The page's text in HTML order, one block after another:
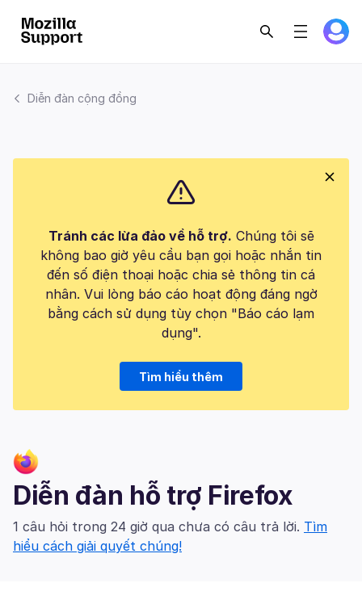
Diễn đàn cộng đồng
Tránh các lừa đảo về hỗ trợ. Chúng tôi sẽ
không bao giờ yêu cầu bạn gọi hoặc nhắn tin
đến số điện thoại hoặc chia sẻ thông tin cá
nhân. Vui lòng báo cáo hoạt động đáng ngờ
bằng cách sử dụng tùy chọn "Báo cáo lạm
dụng".
Tìm hiểu thêm
Diễn đàn hỗ trợ Firefox
1 câu hỏi trong 24 giờ qua chưa có câu trả lời. Tìm
hiểu cách giải quyết chúng!